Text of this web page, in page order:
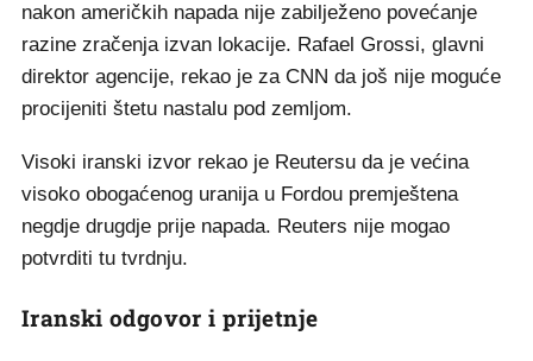
nakon američkih napada nije zabilježeno povećanje
razine zračenja izvan lokacije. Rafael Grossi, glavni
direktor agencije, rekao je za CNN da još nije moguće
procijeniti štetu nastalu pod zemljom.
Visoki iranski izvor rekao je Reutersu da je većina
visoko obogaćenog uranija u Fordou premještena
negdje drugdje prije napada. Reuters nije mogao
potvrditi tu tvrdnju.
Iranski odgovor i prijetnje